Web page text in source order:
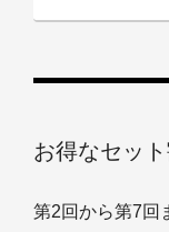
お得なセッ
第2回から第7回